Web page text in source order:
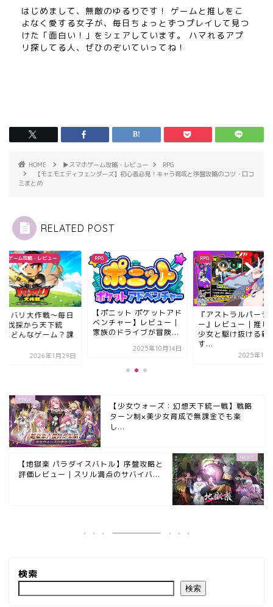
はじめまして、無敵のゆるりです！ ゲームと推しをこ
よなく愛する女子が、毎日ちょっとずつプレイして見つ
けた「面白い！」をシェアしています。 ハマれるアプ
リ探してる人、ぜひのぞいていってね！
HOME ▶︎スマホゲーム攻略・レビュー
RPG
【モエモエディフェンダーズ】初心者必見！キャラ育成と序盤攻略のコツ・口コ
ミまとめ
RELATED POST
ニット ポケットアド
ャー】レビュー｜
のドライブが冒険...
RPG
『アストラルパーティ
ー』レビュー｜推しの美
少女と駆け抜ける新感覚
▶︎スマホゲーム攻略・レビュー
【バリバリ大作戦～
5分！伐採から天下
一】はどんなゲーム
金...
2026年1
【少女ウォーズ：幻想天下統一戦】戦略
ターン制×美少女育成で無課金でも楽
し...
【地獄楽 パラダイスバトル】序盤攻略と
評価レビュー｜スリル満点のサバイバ...
検索
検索